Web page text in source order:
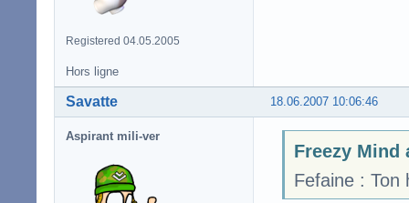
Registered 04.05.2005
Hors ligne
18.06.2007 10:06:46
Savatte
Aspirant mili-ver
Freezy Mind
Fefaine : Ton